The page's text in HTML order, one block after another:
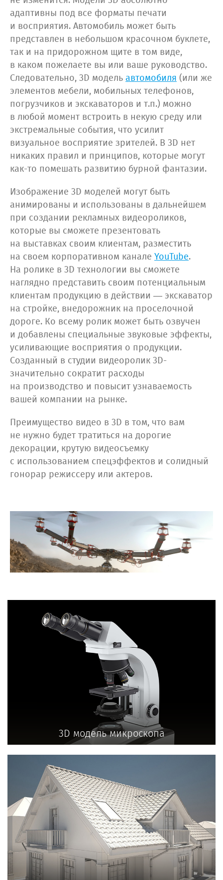
адаптивны под все форматы печати
и восприятия. Автомобиль может быть
представлен в небольшом красочном буклете,
так и на придорожном щите в том виде,
в каком пожелаете вы или ваше руководство.
Следовательно, 3D модельавтомобиля(или же
элементов мебели, мобильных телефонов,
погрузчиков и экскаваторов и т.п.) можно
в любой момент встроить в некую среду или
экстремальные события, что усилит
визуальное восприятие зрителей. В 3D нет
никаких правил и принципов, которые могут
как-то помешать развитию бурной фантазии.
Изображение 3D моделей могут быть
анимированы и использованы в дальнейшем
при создании рекламных видеороликов,
которые вы сможете презентовать
на выставках своим клиентам, разместить
на своем корпоративном канале YouTube.
На ролике в 3D технологии вы сможете
наглядно представить своим потенциальным
клиентам продукцию в действии — экскаватор
на стройке, внедорожник на проселочной
дороге. Ко всему ролик может быть озвучен
и добавлены специальные звуковые эффекты,
усиливающие восприятия о продукции.
Созданный в студии видеоролик 3D-
значительно сократит расходы
на производство и повысит узнаваемость
вашей компании на рынке.
Преимущество видео в 3D в том, что вам
не нужно будет тратиться на дорогие
декорации, крутую видеосъемку
с использованием спецэффектов и солидный
гонорар режиссеру или актеров.
3D модель микроскопа